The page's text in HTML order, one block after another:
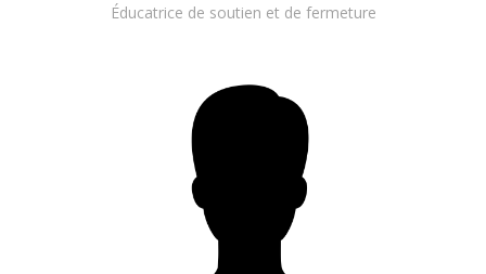
Éducatrice de soutien et de fermeture